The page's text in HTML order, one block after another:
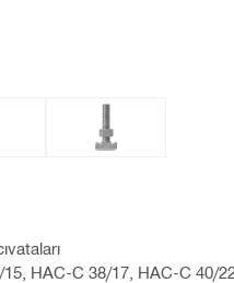
HAC-C 38/17, HAC-C 40/